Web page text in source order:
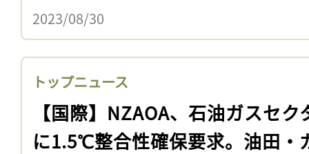
2023/08/30
トップニュース
【国際】NZAOA、石油ガスセク
に1.5℃整合性確保要求。油田・